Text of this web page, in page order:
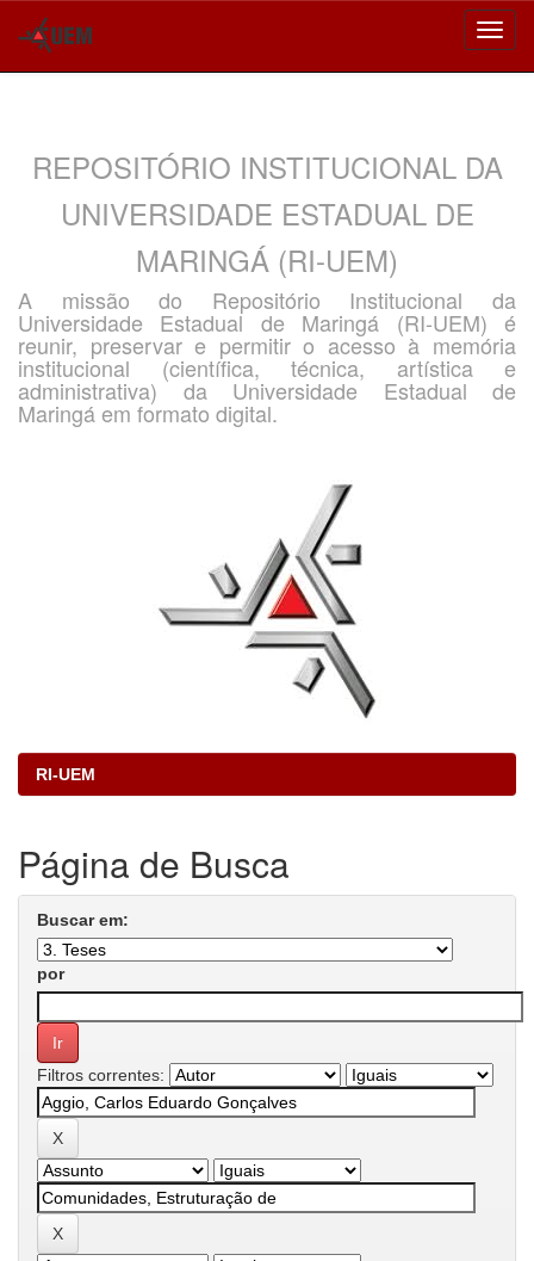
REPOSITÓRIO INSTITUCIONAL DA
UNIVERSIDADE ESTADUAL DE
MARINGÁ (RI-UEM)
A missão do Repositório Institucional da
Universidade Estadual de Maringá (RI-UEM) é
reunir, preservar e permitir o acesso à memória
institucional (científica, técnica, artística e
administrativa) da Universidade Estadual de
Maringá em formato digital.
RI-UEM
Página de Busca
Buscar em:
por
Filtros correntes: